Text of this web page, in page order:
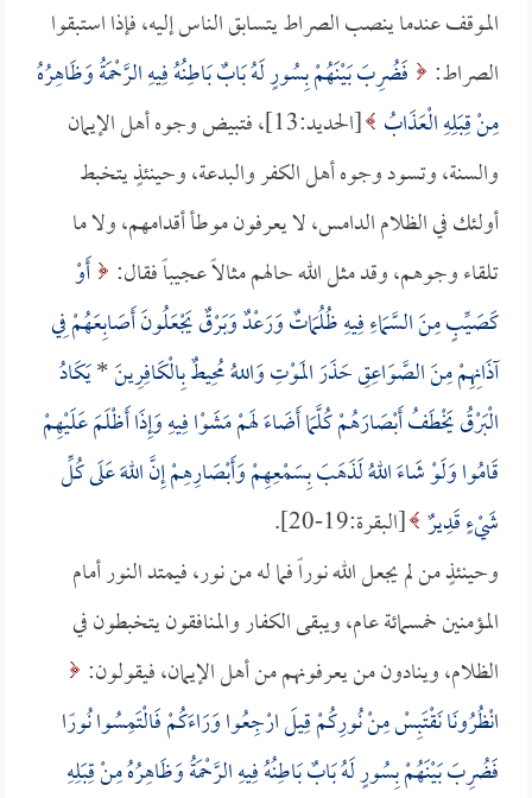
الموقف عندما ينصب الصراط يتسابق الناس إليه، فإذا استبقوا
الصراط:
فَضُرِبَ بَيْنَهُمْ بِسُورٍ لَهُ بَابٌ بَاطِنُهُ فِيهِ الرَّحْمَةُ وَظَاهِرُهُ
مِنْ قِبَلِهِ الْعَذَابُ
[الحديد:13]، فتبيض وجوه أهل الإيمان
والسنة، وتسود وجوه أهل الكفر والبدعة، وحينئذٍ يتخبط
أولئك في الظلام الدامس، لا يعرفون موطأ أقدامهم، ولا ما
تلقاء وجوهم، وقد مثل الله حالهم مثالاً عجيباً فقال: أَوْ
كَصَيِّبٍ مِنَ السَّمَاءِ فِيهِ ظُلُمَاتٌ وَرَعْدٌ وَبَرْقٌ يَجْعَلُونَ أَصَابِعَهُمْ فِي
آذَانِهِمْ مِنَ الصَّوَاعِقِ حَذَرَ المَوْتِ وَاللهُ مُحِيطٌ بِالْكَافِرِينَ*يَكَادُ
الْبَرْقُ يَخْطَفُ أَبْصَارَهُمْ كُلَّمَا أَضَاءَ لَهمْ مَشَوْا فِيهِ وَإِذَا أَظْلَمَ عَلَيْهِمْ
قَامُوا وَلَوْ شَاءَ اللهُ لَذَهَبَ بِسَمْعِهِمْ وَأَبْصَارِهِمْ إِنَّ اللهَ عَلَى كُلِّ
شَيْءٍ قَدِيرٌ [البقرة:19-20].
وحينئذٍ من لم يجعل الله نوراً فما له من نور، فيمتد النور أمام
المؤمنين خمسمائة عام، ويبقى الكفار والمنافقون يتخبطون في
الظلام، وينادون من يعرفونهم من أهل الإيمان، فيقولون:
انْظُرُونَا نَقْتَبِسْ مِنْ نُورِكُمْ قِيلَ ارْجِعُوا وَرَاءَكُمْ فَالْتَمِسُوا نُورًا
فَضُرِبَ بَيْنَهُمْ بِسُورٍ لَهُ بَابٌ بَاطِنُهُ فِيهِ الرَّحْمَةُ وَظَاهِرُهُ مِنْ قِبَلِهِ